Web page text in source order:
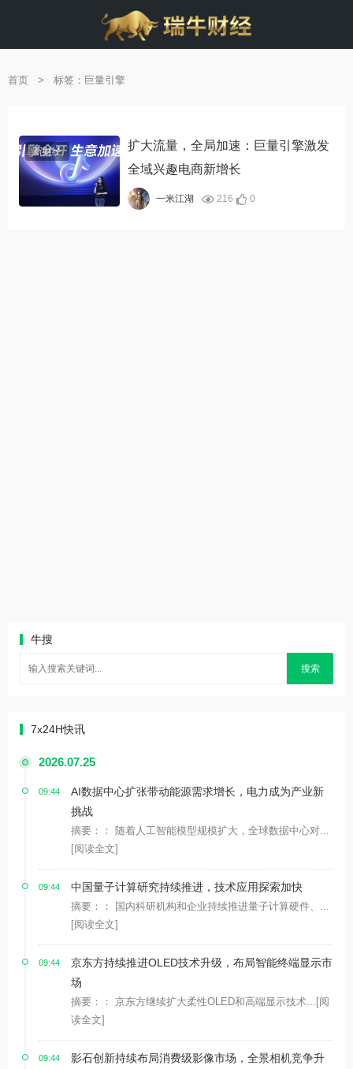
首页 > 标签：巨量引擎
新财经
扩大流量，全局加速：巨量引擎激发
全域兴趣电商新增长
一米江湖 216 0
牛搜
搜索
7x24H快讯
2026.07.25
09:44
AI数据中心扩张带动能源需求增长，电力成为产业新
挑战
摘要：： 随着人工智能模型规模扩大，全球数据中心对...
[阅读全文]
09:44 中国量子计算研究持续推进，技术应用探索加快
摘要：： 国内科研机构和企业持续推进量子计算硬件、...
[阅读全文]
09:44
京东方持续推进OLED技术升级，布局智能终端显示市
场
摘要：： 京东方继续扩大柔性OLED和高端显示技术... [阅
读全文]
09:44
影石创新持续布局消费级影像市场，全景相机竞争升